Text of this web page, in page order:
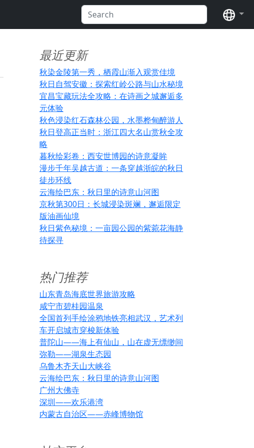
语
最近更新
秋染金陵第一秀，栖霞山渐入观赏佳境
秋日自驾安徽：探索红岭公路与山水秘境
宜昌宝藏玩法全攻略：在诗画之城邂逅多
元体验
秋色浸染红石森林公园，水墨桦甸醉游人
秋日登高正当时：浙江四大名山赏秋全攻
略
暮秋绘彩卷：西安世博园的诗意凝眸
漫步千年吴越古道：一条穿越浙皖的秋日
徒步环线
云海绘巴东：秋日里的诗意山河图
京秋第300日：长城浸染斑斓，邂逅限定
版油画仙境
秋日紫色秘境：一亩园公园的紫菀花海静
待探寻
热门推荐
山东青岛海底世界旅游攻略
咸宁市碧桂园温泉
全国首列手绘涂鸦地铁亮相武汉，艺术列
车开启城市穿梭新体验
普陀山——海上有仙山，山在虚无缥缈间
弥勒——湖泉生态园
乌鲁木齐天山大峡谷
云海绘巴东：秋日里的诗意山河图
广州大佛寺
深圳——欢乐港湾
内蒙古自治区——赤峰博物馆